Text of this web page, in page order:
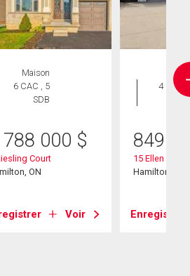
Maison
6 CAC , 5
SDB
788 000 $
Court
ON
Voir
Maison
4 CAC ,
849
15 Ellen
Hamilton, ON
Enregistrer